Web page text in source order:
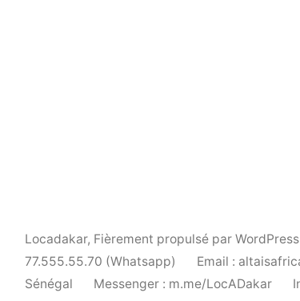
Locadakar, Fièrement propulsé par
77.555.55.70 (Whatsapp)
Email :
Sénégal
Messenger : m.me/LocADakar